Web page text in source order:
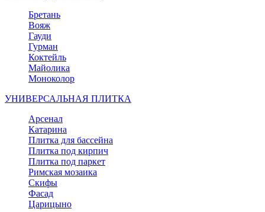
Бретань
Вояж
Гауди
Гурман
Коктейль
Майолика
Моноколор
УНИВЕРСАЛЬНАЯ ПЛИТКА
Арсенал
Катарина
Плитка для бассейна
Плитка под кирпич
Плитка под паркет
Римская мозаика
Скифы
Фасад
Царицыно